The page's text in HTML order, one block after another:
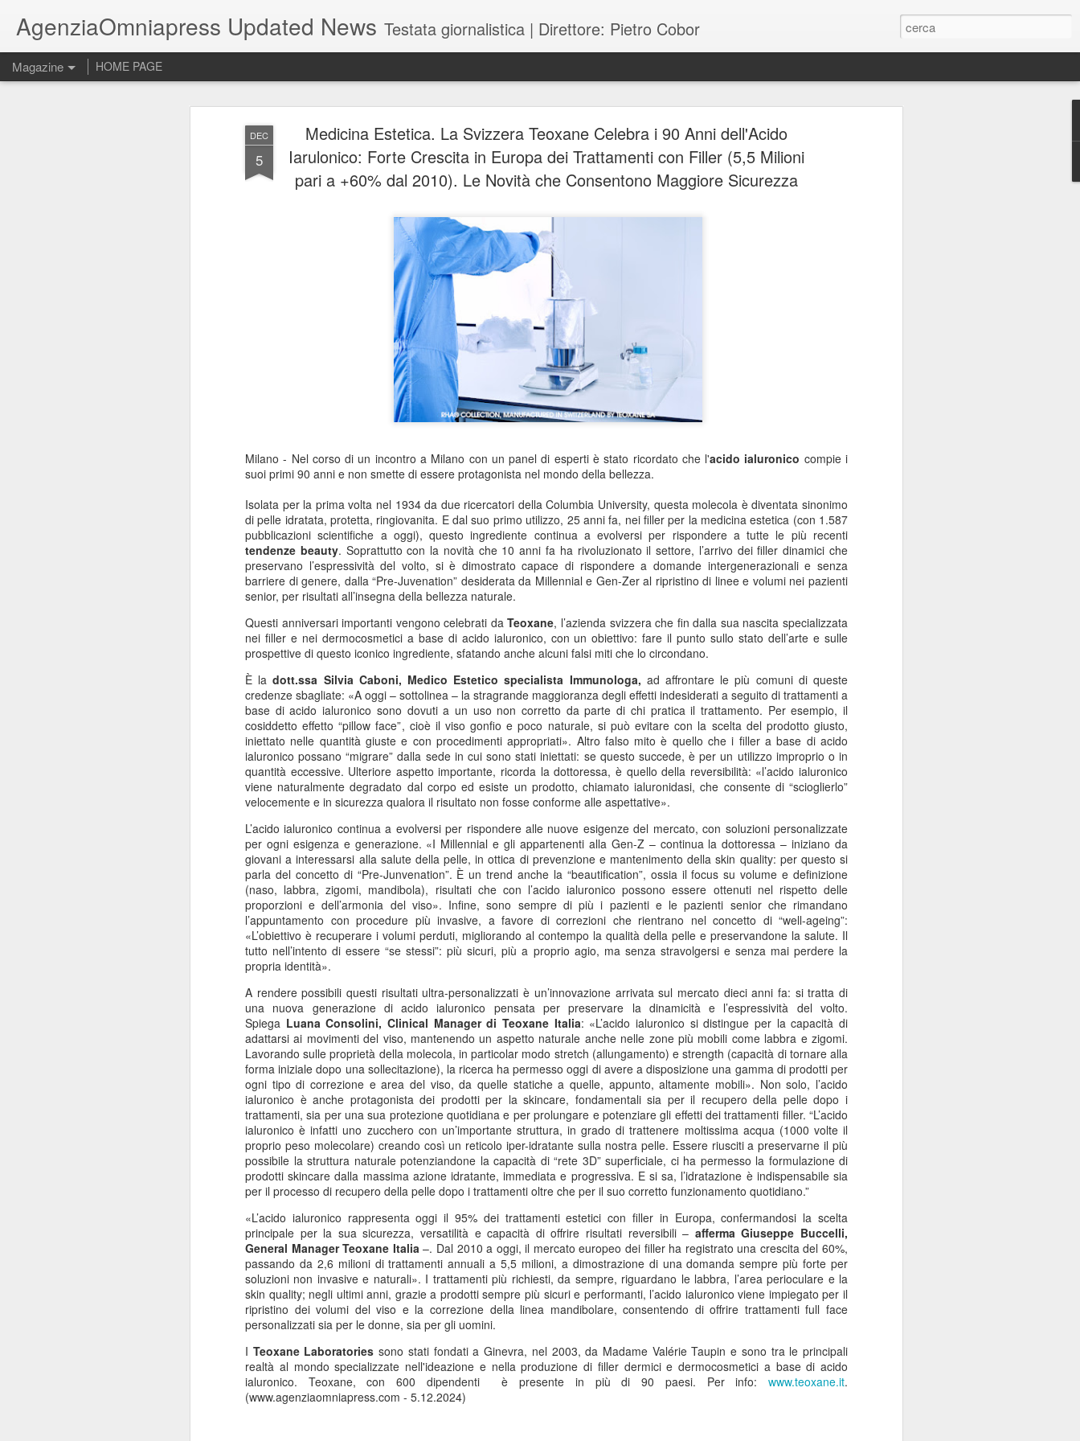
DEC
5
Medicina Estetica. La Svizzera Teoxane Celebra i 90 Anni dell'Acido
Iarulonico: Forte Crescita in Europa dei Trattamenti con Filler (5,5 Milioni
pari a +60% dal 2010). Le Novità che Consentono Maggiore Sicurezza
Milano - Nel corso di un incontro a Milano con un panel di esperti è stato ricordato che l'acido ialuronico compie i
suoi primi 90 anni e non smette di essere protagonista nel mondo della bellezza.
Isolata per la prima volta nel 1934 da due ricercatori della Columbia University, questa molecola è diventata sinonimo
di pelle idratata, protetta, ringiovanita. E dal suo primo utilizzo, 25 anni fa, nei filler per la medicina estetica (con 1.587
pubblicazioni scientifiche a oggi), questo ingrediente continua a evolversi per rispondere a tutte le più recenti
tendenze beauty. Soprattutto con la novità che 10 anni fa ha rivoluzionato il settore, l’arrivo dei filler dinamici che
preservano l’espressività del volto, si è dimostrato capace di rispondere a domande intergenerazionaliesenza
barriere di genere, dalla“Pre-Juvenation” desideratada Millennial e Gen-Zeral ripristino di linee e volumi neipazienti
senior, per risultati all’insegna della bellezza naturale.
Questi anniversari importanti vengono celebrati daTeoxane, l’azienda svizzera che fin dalla sua nascita specializzata
nei filler e nei dermocosmetici a base di acido ialuronico, con un obiettivo: fare il punto sullo stato dell’arte e sulle
prospettive di questo iconico ingrediente, sfatando anche alcuni falsi miti che lo circondano.
È ladott.ssa Silvia Caboni, Medico Estetico specialista Immunologa, ad affrontare le più comuni di queste
credenze sbagliate: «A oggi – sottolinea – la stragrande maggioranza degli effetti indesiderati a seguito di trattamenti a
base di acido ialuronico sono dovuti a un uso non corretto da parte di chi pratica il trattamento. Per esempio, il
cosiddetto effetto“pillow face”, cioè il viso gonfio e poco naturale, si può evitare con la scelta del prodotto giusto,
iniettato nelle quantità giuste e con procedimenti appropriati». Altro falso mito è quello che i filler a base di acido
ialuronico possano “migrare” dalla sede in cui sono stati iniettati: se questo succede, è per un utilizzo improprio o in
quantità eccessive. Ulteriore aspetto importante, ricorda la dottoressa, è quello della reversibilità: «l’acido ialuronico
viene naturalmente degradato dal corpo ed esiste un prodotto, chiamato ialuronidasi, che consente di “scioglierlo”
velocemente e in sicurezza qualora il risultato non fosse conforme alle aspettative».
L’acido ialuronico continua a evolversi per rispondere alle nuove esigenze del mercato, con soluzioni personalizzate
per ogni esigenza e generazione. «I Millennial e gli appartenenti alla Gen-Z– continua la dottoressa – iniziano da
giovani a interessarsi alla salute della pelle, in ottica di prevenzione e mantenimento della skin quality: per questo si
parla del concetto di “Pre-Junvenation”. È un trend anche la “beautification”, ossia il focus su volume e definizione
(naso, labbra, zigomi, mandibola), risultati che con l’acido ialuronico possono essere ottenuti nel rispetto delle
proporzioni e dell’armonia del viso». Infine, sono sempre di più i pazienti e le pazienti senior che rimandano
l’appuntamento con procedure più invasive, a favore di correzioni che rientrano nel concetto di “well-ageing”:
«L’obiettivo è recuperare i volumi perduti, migliorando al contempo la qualità della pelle e preservandone la salute. Il
tutto nell’intento di essere “se stessi”: più sicuri, più a proprio agio, ma senza stravolgersi e senza mai perdere la
propria identità».
A rendere possibili questi risultati ultra-personalizzati è un’innovazione arrivata sul mercato dieci anni fa: si tratta di
una nuova generazione di acido ialuronico pensata per preservare la dinamicità e l’espressività del volto.
Spiega Luana Consolini, Clinical Manager di Teoxane Italia: «L’acido ialuronico si distingue per la capacità di
adattarsi ai movimenti del viso, mantenendo un aspetto naturale anche nelle zone più mobili come labbra e zigomi.
Lavorando sulle proprietà della molecola, in particolar modo stretch (allungamento) estrength (capacità di tornare alla
forma iniziale dopo una sollecitazione), la ricerca ha permesso oggi di avere a disposizione una gamma di prodotti per
ogni tipo di correzione e area del viso, da quelle statiche a quelle, appunto, altamente mobili». Non solo, l’acido
ialuronico è anche protagonista dei prodotti per la skincare, fondamentali sia per il recupero della pelle dopo i
trattamenti, sia per una sua protezione quotidiana e per prolungare e potenziare gli effetti dei trattamenti filler. “L’acido
ialuronico è infatti uno zucchero con un’importante struttura, in grado di trattenere moltissima acqua (1000 volte il
proprio peso molecolare) creando così un reticolo iper-idratante sulla nostra pelle. Essere riusciti a preservarne il più
possibile la struttura naturale potenziandone la capacità di “rete 3D” superficiale, ci ha permesso la formulazione di
prodotti skincare dalla massima azione idratante, immediata e progressiva. E si sa, l’idratazione è indispensabile sia
per il processo di recupero della pelle dopo i trattamenti oltre che per il suo corretto funzionamento quotidiano.”
«L’acido ialuronico rappresenta oggi il 95% dei trattamenti estetici con filler in Europa, confermandosi la scelta
principale per la sua sicurezza, versatilità e capacità di offrire risultati reversibili – affermaGiuseppe Buccelli,
General Manager Teoxane Italia –. Dal 2010 a oggi, il mercato europeo dei filler ha registrato una crescita del 60%,
passando da 2,6 milioni di trattamenti annuali a 5,5 milioni, a dimostrazione di una domanda sempre più forte per
soluzioni non invasive e naturali». I trattamenti più richiesti, da sempre, riguardano le labbra, l’area perioculare e la
skin quality; negli ultimi anni, grazie a prodotti sempre più sicuri e performanti, l’acido ialuronico viene impiegato per il
ripristino dei volumi del viso e la correzione della linea mandibolare, consentendo di offrire trattamenti full face
personalizzati sia per le donne, sia per gli uomini.
I Teoxane Laboratories sono stati fondati a Ginevra, nel 2003, da Madame Valérie Taupin e sono tra le principali
realtà al mondo specializzate nell'ideazione e nella produzione di filler dermici e dermocosmetici a base di acido
ialuronico. Teoxane, con 600 dipendenti è presente in più di 90 paesi. Per info: www.teoxane.it.
(www.agenziaomniapress.com - 5.12.2024)
AgenziaOmniapress Updated News Testata giornalistica | Direttore: Pietro Cobor
Magazine HOME PAGE
JUL
28
BUONE FERIE
ANISAP Lombardia:
Pietro Potestio
Confermato
Presidente. I Privati
Accreditati al SSN
Rappresentano il 40%
del Servizio Sanitario
Lombardo
Monza - Pietro Potestio è stato
confermato Presidente di ANISAP
Lombardia, Associazione
Regionale delle Istituzioni
Sanitarie Ambulatoriali Private e
accreditate al SSN.
Potestio, 52 anni, è Fondatore e
Amministratore dal 2002 dello
Studio Radiologico “Città di
Parabiago”, in provincia di Milano.
“Il 40% del Servizio sanitario
all’interno di Regione Lombardia -
afferma Potestio - viene svolto dai
privati accreditati.
JUL
16
Collectibles (Oggetti
da Collezione):
Mercato Mondiale a
628 Miliardi di Dollari
Entro il 2031. In
Crescita l'Interesse
della Gen Z. Il
RiminiComix
Milano - Il mercato globale dei
collectibles, oggetti da collezione
che spaziano dalle card alle action
figure, dai gadget alle edizioni
speciali, dal vinile ai videogiochi
fisici, ha superato i 496 miliardi di
analisi di Market Decipher, società
di ricerca di mercato specializzata
in settori emergenti, è destinato a
raggiungere i 628 miliardi entro il
2031.
JUL
14
Ricerca Infermieristica
Italiana: Rosario
Caruso (MultiMedica)
entra nella "Top 2%
Scientists 2025" di
Stanford University ed
Elsevier
Rosario Caruso
Milano - Un importante
riconoscimento internazionale
premia un infermiere italiano e, in
generale, la ricerca infermieristica
“made in Italy”.
JUL
10
Sordocecità e
Disabilità
Psicosensoriale:
Presentato il Bilancio
Fondazione Lega del
Filo d'Oro. Aumentano
a 73 Milioni di Euro
(+12%) le Donazioni
Milano – Il 2025 conferma il
percorso di crescita della
Fondazione Lega del Filo d'Oro,
che continua ad ampliare la
e con pluridisabilità
psicosensoriale, rafforzando la
presenza sul territorio nazionale e
investendo nello sviluppo dei
servizi, dell'organizzazione e delle
relazioni.
JUL
7
Internet: Italia al 15mo Posto nel Mondo per la Qualità
della Rete. Al Primo Posto l'Estonia. La Classifica di
97 Paesi della eSIM Saily
Milano - Secondo il nuovo Indice di connettività internet stilato dall'app
eSIM per i viaggi Saily, l'Italia si colloca al 15° posto della classifica
mondiale. Sul podio troviamo l'Estonia, seguita da Lituania, Danimarca,
effettuata una valutazione sulla rete internet di 97 Paesi in base a criteri
quali sicurezza informatica, qualità, accessibilità economica e libertà.
JUL
3
Hockey: il 4 Luglio "Ritrovo Devils 2026" a Quinto de
Stampi (Rozzano). Incontro con i Tifosi dei Campioni
Anni '80/'90
Milano (Massimiliano Bordignon) - Milano si prepara a riabbracciare una
parte fondamentale della propria storia hockeistica con il Ritrovo Devils
2026, in programma sabato 4 luglio 2026 al Celtic Soul di Quinto de
Stampi, Rozzano. L’iniziativa riporta al centro l’eredità dei Devils
rossoneri, capaci tra fine anni ’80 e metà ’90 di costruire un palmarès
unico: scudetti, trofei internazionali e un’identità che ha segnato il
movimento italiano.
JUL
2
Comunicazione: Nasce "Be Closer" Agenzia Made in
Italy che Sfida le Major Internazionali. Ricavi a 122
Milioni di Euro
Milano (Marisa de Moliner) - Competere con le holding internazionali
della comunicazione e raddoppiare in tre anni gli attuali ricavi annui
superiori a 122 milioni di euro, un progetto ambizioso? Certo, ma
Sae, di Next Different e di Uniting, approda ora a Be Closer, la nuova
communication company italiana indipendente presentata a Milano al
“Franco Parenti”.